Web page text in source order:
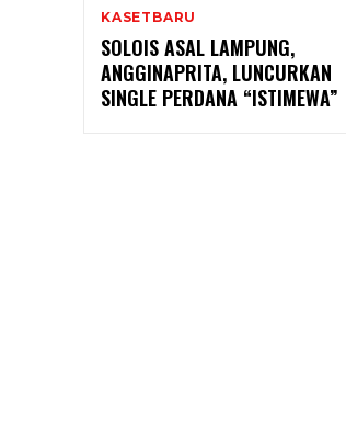
KASETBARU
SOLOIS ASAL LAMPUNG,
ANGGINAPRITA, LUNCURKAN
SINGLE PERDANA “ISTIMEWA”